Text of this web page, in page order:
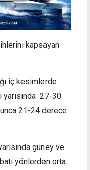
kapsayan
iç kesimlerde
yarısında 27-30
21-24 derece
güney ve
yönlerden orta